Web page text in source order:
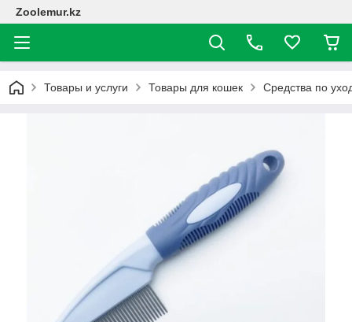
Zoolemur.kz
Товары и услуги Товары для кошек Средства по